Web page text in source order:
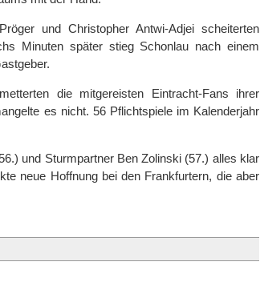
und Christopher Antwi-Adjei scheiterten
Minuten später stieg Schonlau nach einem
die mitgereisten Eintracht-Fans ihrer
es nicht. 56 Pflichtspiele im Kalenderjahr
und Sturmpartner Ben Zolinski (57.) alles klar
neue Hoffnung bei den Frankfurtern, die aber